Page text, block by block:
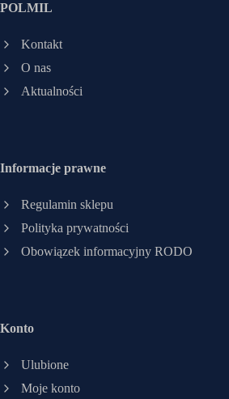
POLMIL
Kontakt
O nas
Aktualności
Informacje prawne
Regulamin sklepu
Polityka prywatności
Obowiązek informacyjny RODO
Konto
Ulubione
Moje konto